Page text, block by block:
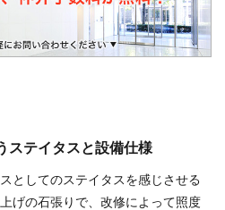
ステイタスと設備仕様
としてのステイタスを感じさせる
げの石張りで、改修によって照度